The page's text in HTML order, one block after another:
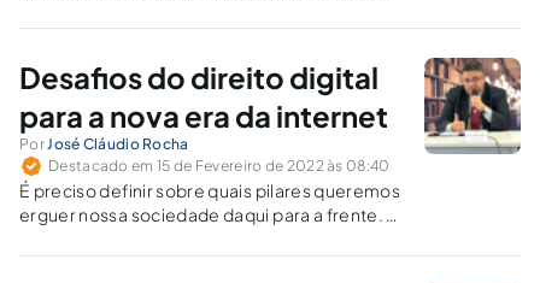
Desafios do direito digital
para a nova era da internet
PorJosé Cláudio Rocha
Destacado em 15 de Fevereiro de 2022 às 08:40
É preciso definir sobre quais pilares queremos
erguer nossa sociedade daqui para a frente. A
processo.